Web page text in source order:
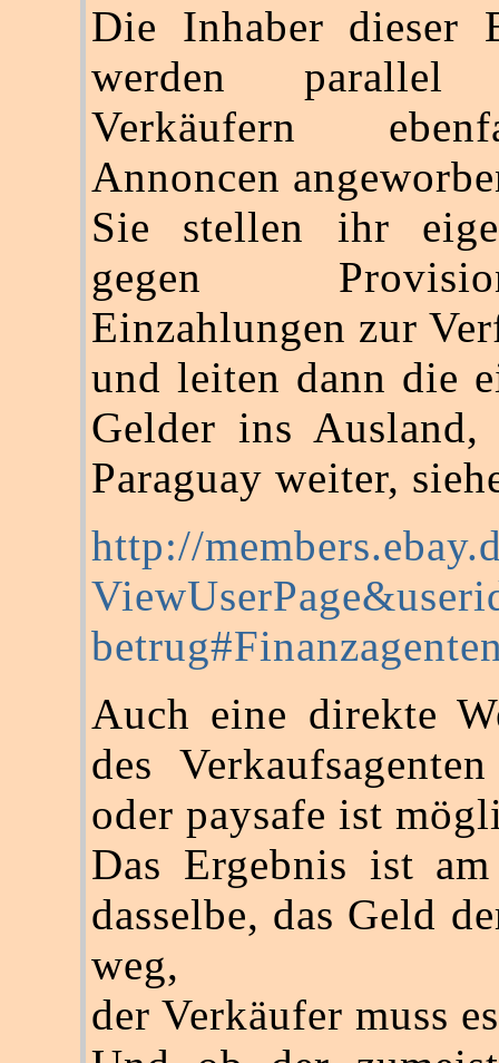
Die Inhaber dieser
werden
Verkäufern
Annoncen
Sie stellen ihr
gegen
Einzahlungen zur
und leiten dann die
Gelder ins
Paraguay weiter,
http://
Auch eine direkte
des
oder paysafe ist
Das Ergebnis ist
dasselbe, das Geld
weg,
der Verkäufer muss